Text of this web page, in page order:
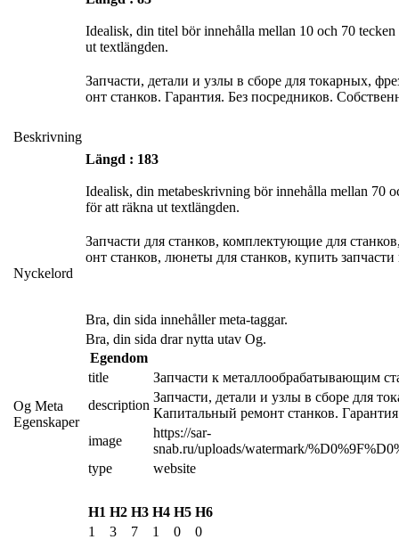
Idealisk, din titel bör innehålla mellan 10 och 70
ut textlängden.
Beskrivning
Запчасти, детали и узлы в сборе для токарных,
онт станков. Гарантия. Без посредников.
Längd : 183
Idealisk, din metabeskrivning bör innehålla mellan 70
för att räkna ut textlängden.
Nyckelord
Запчасти для станков, комплектующие для
онт станков, люнеты для станков, купить запчасти
Bra, din sida innehåller meta-taggar.
Og Meta
Egenskaper
Bra, din sida drar nytta utav Og.
Egendom
title
Запчасти к металлообрабатывающим
description
Запчасти, детали и узлы в сборе для
Капитальный ремонт станков.
image
https://sar-
snab.ru/uploads/watermark/
type
website
H1 H2 H3 H4 H5 H6
1
3 7 1 0 0